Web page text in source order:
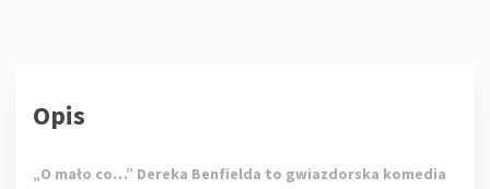
Opis
„O mało co…” Dereka Benfielda to gwiazdorska komedia